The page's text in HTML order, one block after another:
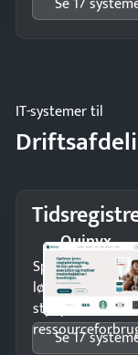
IT-systemer til
Quinyx
Spar tid på
lønberegning
styr på
Se 17